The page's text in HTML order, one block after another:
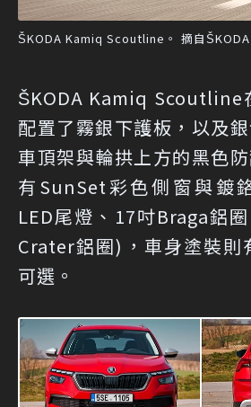
ŠKODA Kamiq Scoutline。 摘自ŠKODA
ŠKODA Kamiq Scoutline
配置了霧銀下護板，以及
車頂架與輪拱上方的黑色
有SunSet彩色側窗與鍍
LED尾燈、17吋Braga鋁
Crater鋁圈)，車身塗裝則
可選。